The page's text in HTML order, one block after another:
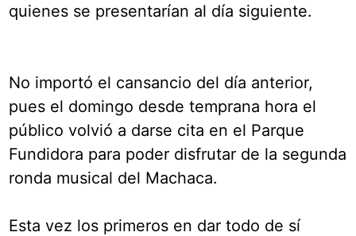
quienes se presentarían al día siguiente.
No importó el cansancio del día anterior,
pues el domingo desde temprana hora el
público volvió a darse cita en el Parque
Fundidora para poder disfrutar de la segunda
ronda musical del Machaca.
Esta vez los primeros en dar todo de sí